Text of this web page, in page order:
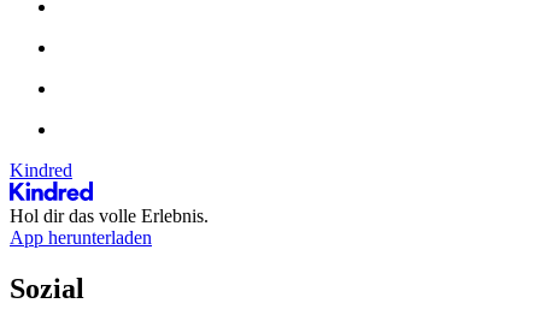
Kindred
Hol dir das volle Erlebnis.
App herunterladen
Sozial